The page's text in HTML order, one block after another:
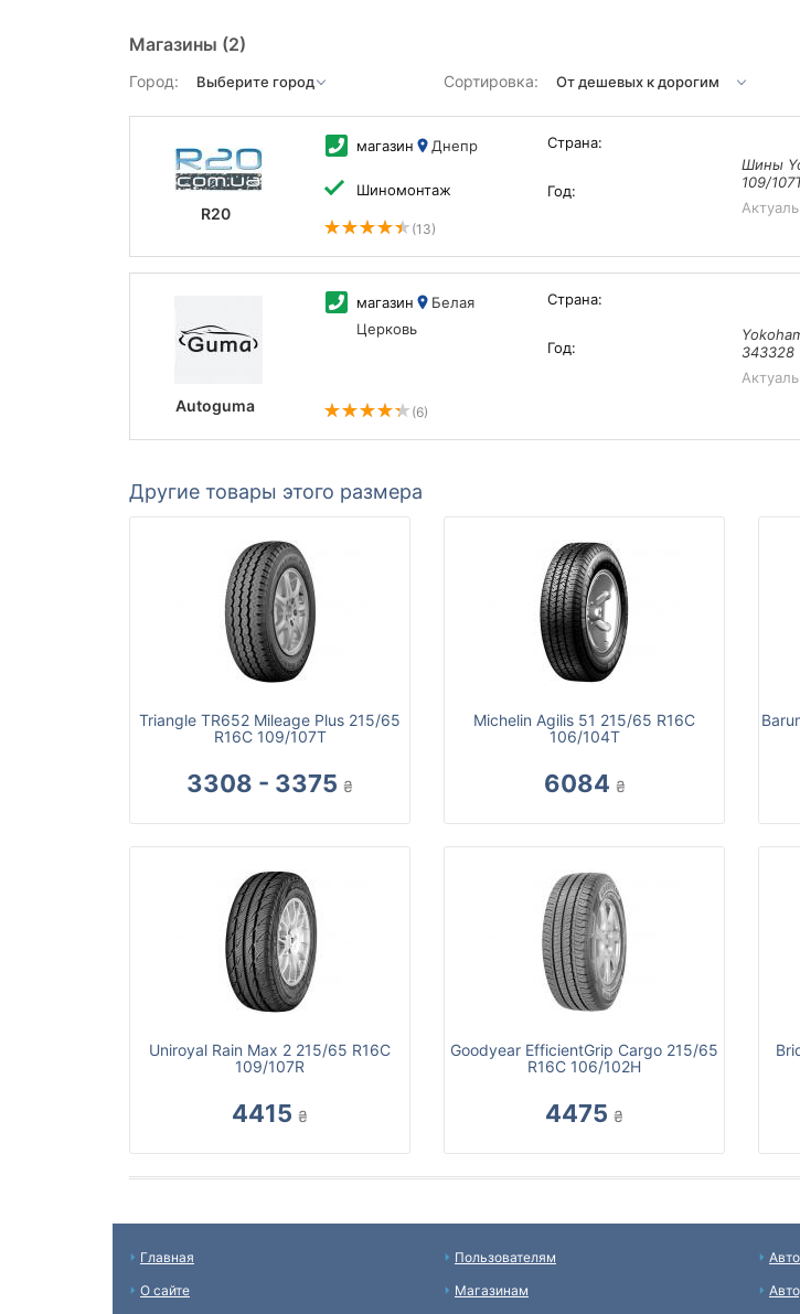
Магазины (2)
Город: Сортировка:
R20
магазин Днепр
Шиномонтаж
(13)
Страна:
Год:
Шины
109/
Autoguma
магазин
Белая
Церковь
(6)
Страна:
Год:
343328
Другие товары этого размера
Triangle TR652 Mileage Plus 215/65
R16C 109/107T
3308 - 3375 ₴
Michelin Agilis 51 215/65 R16С
106/104T
6084 ₴
Uniroyal Rain Max 2 215/65 R16C
109/107R
4415 ₴
Goodyear EfficientGrip Cargo 215/65
R16C 106/102H
4475 ₴
Главная
О сайте
Пользователям
Магазинам